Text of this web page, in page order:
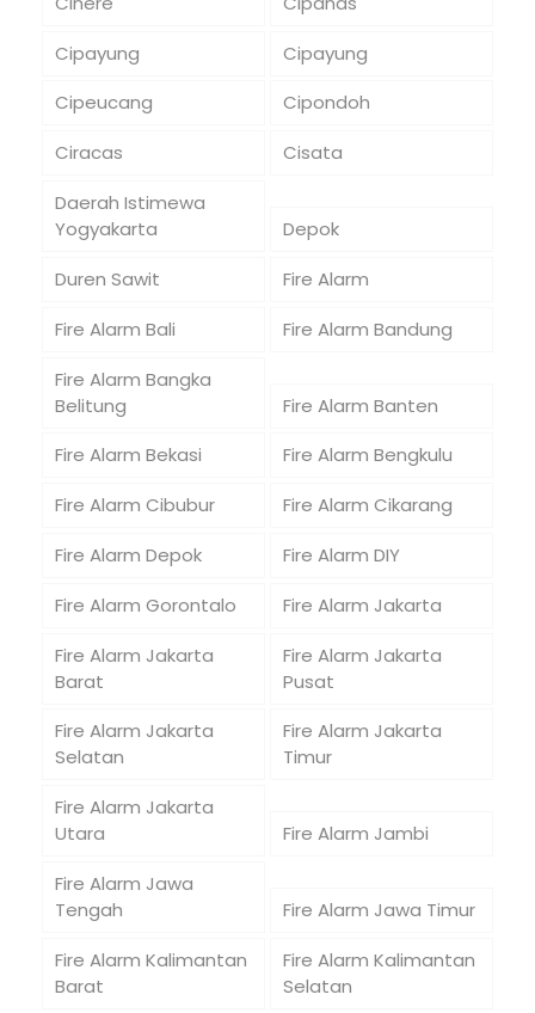
Cipayung
Cipayung
Cipeucang
Cipondoh
Ciracas
Cisata
Daerah Istimewa
Yogyakarta
Depok
Duren Sawit
Fire Alarm
Fire Alarm Bali
Fire Alarm Bandung
Fire Alarm Bangka
Belitung
Fire Alarm Banten
Fire Alarm Bekasi
Fire Alarm Bengkulu
Fire Alarm Cibubur
Fire Alarm Cikarang
Fire Alarm Depok
Fire Alarm DIY
Fire Alarm Gorontalo
Fire Alarm Jakarta
Fire Alarm Jakarta
Barat
Fire Alarm Jakarta
Pusat
Fire Alarm Jakarta
Selatan
Fire Alarm Jakarta
Timur
Fire Alarm Jakarta
Utara
Fire Alarm Jambi
Fire Alarm Jawa
Tengah
Fire Alarm Jawa Timur
Fire Alarm Kalimantan
Barat
Fire Alarm Kalimantan
Selatan